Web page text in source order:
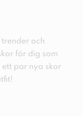
och
för dig som
ett par nya skor